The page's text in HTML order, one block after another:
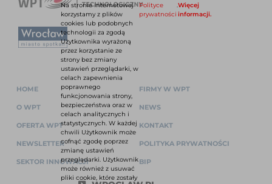
HOME
O WPT
OFERTA WPT
NEWSLETTER
SEKTOR INNOWACJI
FIRMY W WPT
NEWS
KONTAKT
POLITYKA PRYWATNOŚCI
BIP
Na stronie internetowej
korzystamy z plików
cookies lub podobnych
technologii za zgodą
Użytkownika wyrażoną
przez korzystanie ze
strony bez zmiany
ustawień przeglądarki, w
celach zapewnienia
poprawnego
funkcjonowania strony,
bezpieczeństwa oraz w
celach analitycznych i
statystycznych. W każdej
chwili Użytkownik może
cofnąć zgodę poprzez
zmianę ustawień
przeglądarki. Użytkownik
może również z usuwać
pliki cookie, które zostały
Polityce
prywatności
Więcej
informacji.